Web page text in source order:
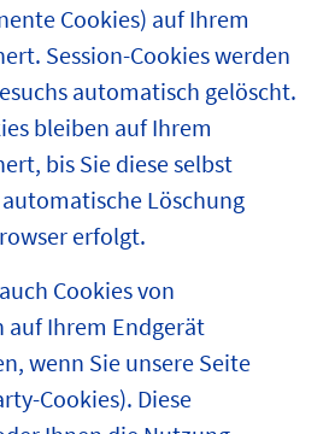
Cookies) auf Ihrem
Session-Cookies werden
automatisch gelöscht.
bleiben auf Ihrem
bis Sie diese selbst
Löschung
erfolgt.
Cookies von
Ihrem Endgerät
wenn Sie unsere Seite
Cookies). Diese